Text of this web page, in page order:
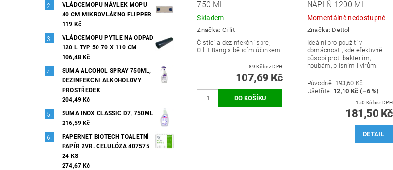
VLÁDCEMOPU NÁVLEK MOPU
40 CM MIKROVLÁKNO FLIPPER
119 Kč
VLÁDCEMOPU PYTLE NA ODPAD
120 L TYP 50 70 X 110 CM
106,48 Kč
SUMA ALCOHOL SPRAY 750ML,
DEZINFEKČNÍ ALKOHOLOVÝ
PROSTŘEDEK
204,49 Kč
SUMA INOX CLASSIC D7, 750ML
216,59 Kč
PAPERNET BIOTECH TOALETNÍ
PAPÍR 2VR. CELULÓZA 407575
24 KS
274,67 Kč
750 ML
Skladem
Značka: Cillit
Čisticí a dezinfekční sprej
Cillit Bang s bělicím účinkem
89 Kč bez DPH
107,69 Kč
NÁPLŇ 1200 ML
Momentálně nedostupné
Značka: Dettol
Ideální pro použití v
domácnosti, kde efektivně
působí proti bakteriím,
houbám, plísním i virům.
Původně: 193,60 Kč
Ušetříte: 12,10 Kč (–6 %)
150 Kč bez DPH
181,50 Kč
DETAIL